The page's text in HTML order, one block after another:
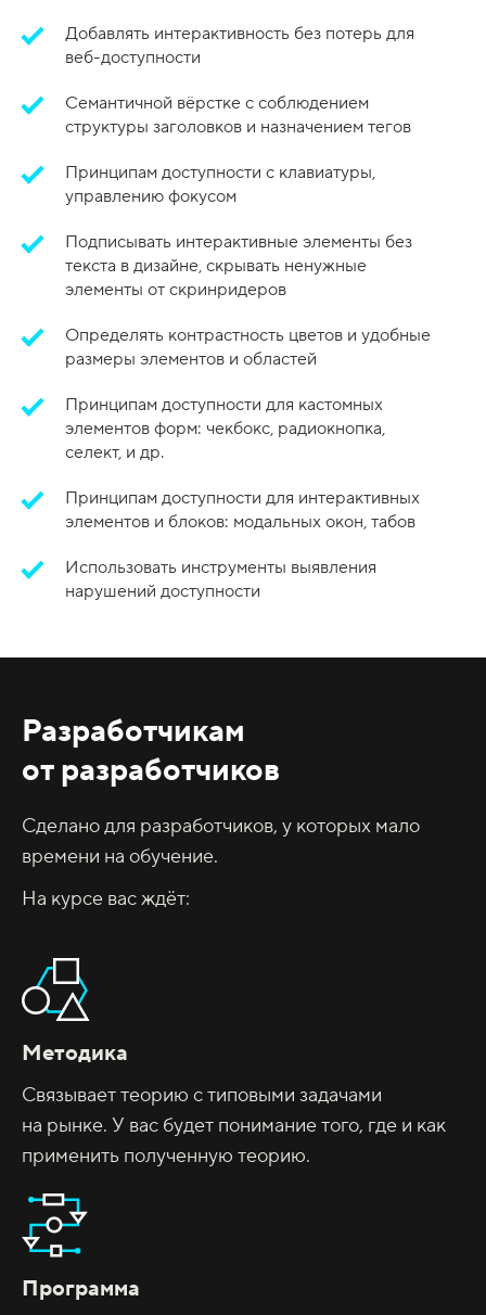
Добавлять интерактивность без потерь для
веб-доступности
Семантичной вёрстке с соблюдением
структуры заголовков и назначением тегов
Принципам доступности с клавиатуры,
управлению фокусом
Подписывать интерактивные элементы без
текста в дизайне, скрывать ненужные
элементы от скринридеров
Определять контрастность цветов и удобные
размеры элементов и областей
Принципам доступности для кастомных
элементов форм: чекбокс, радиокнопка,
селект, и др.
Принципам доступности для интерактивных
элементов и блоков: модальных окон, табов
Использовать инструменты выявления
нарушений доступности
Разработчикам
от разработчиков
Сделано для разработчиков, у которых мало
времени на обучение.
На курсе вас ждёт:
Методика
Связывает теорию с типовыми задачами
на рынке. У вас будет понимание того, где и как
применить полученную теорию.
Программа